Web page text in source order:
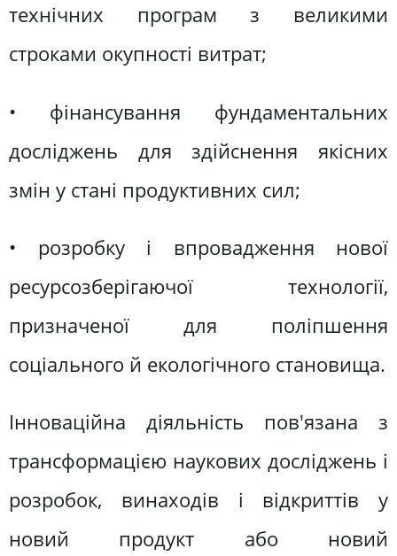
технічних програм з великими
строками окупності витрат;
• фінансування фундаментальних
досліджень для здійснення якісних
змін у стані продуктивних сил;
• розробку і впровадження нової
ресурсозберігаючої технології,
призначеної для поліпшення
соціального й екологічного становища.
Інноваційна діяльність пов'язана з
трансформацією наукових досліджень і
розробок, винаходів і відкриттів у
новий продукт або новий